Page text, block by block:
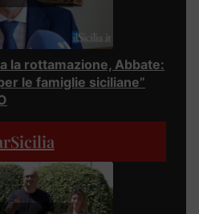
la rottamazione, Abbate:
le famiglie siciliane”